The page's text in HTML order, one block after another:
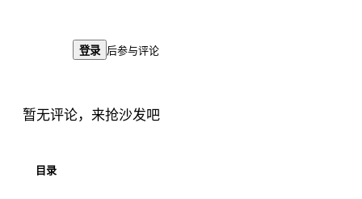
登录 后参与评论
暂无评论，来抢沙发吧
目录